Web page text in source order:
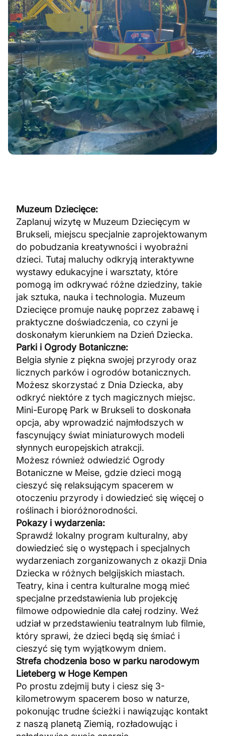
Muzeum Dziecięce:
Zaplanuj wizytę w Muzeum Dziecięcym w
Brukseli, miejscu specjalnie zaprojektowanym
do pobudzania kreatywności i wyobraźni
dzieci. Tutaj maluchy odkryją interaktywne
wystawy edukacyjne i warsztaty, które
pomogą im odkrywać różne dziedziny, takie
jak sztuka, nauka i technologia. Muzeum
Dziecięce promuje naukę poprzez zabawę i
praktyczne doświadczenia, co czyni je
doskonałym kierunkiem na Dzień Dziecka.
Parki i Ogrody Botaniczne:
Belgia słynie z piękna swojej przyrody oraz
licznych parków i ogrodów botanicznych.
Możesz skorzystać z Dnia Dziecka, aby
odkryć niektóre z tych magicznych miejsc.
Mini-Europę Park w Brukseli to doskonała
opcja, aby wprowadzić najmłodszych w
fascynujący świat miniaturowych modeli
słynnych europejskich atrakcji.
Możesz również odwiedzić Ogrody
Botaniczne w Meise, gdzie dzieci mogą
cieszyć się relaksującym spacerem w
otoczeniu przyrody i dowiedzieć się więcej o
roślinach i bioróżnorodności.
Pokazy i wydarzenia:
Sprawdź lokalny program kulturalny, aby
dowiedzieć się o występach i specjalnych
wydarzeniach zorganizowanych z okazji Dnia
Dziecka w różnych belgijskich miastach.
Teatry, kina i centra kulturalne mogą mieć
specjalne przedstawienia lub projekcję
filmowe odpowiednie dla całej rodziny. Weź
udział w przedstawieniu teatralnym lub filmie,
który sprawi, że dzieci będą się śmiać i
cieszyć się tym wyjątkowym dniem.
Strefa chodzenia boso w parku narodowym
Lieteberg w Hoge Kempen
Po prostu zdejmij buty i ciesz się 3-
kilometrowym spacerem boso w naturze,
pokonując trudne ścieżki i nawiązując kontakt
z naszą planetą Ziemią, rozładowując i